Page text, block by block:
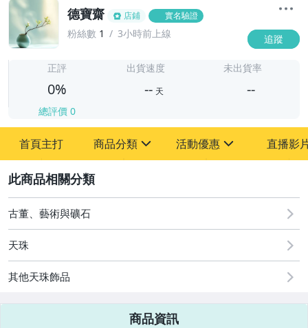
德寶齋 店鋪 實名驗證
粉絲數 1 3小時前上線 追蹤
-
正評
0%
總評價 0
出貨速度
-- 天
未出貨率
--
首頁主打 商品分類
其它
活動優惠
[全店] 追蹤本賣場立減60元【粉絲轉享】
直播影
古董、藝術與礦石
天珠
其他天珠飾品
商品資訊